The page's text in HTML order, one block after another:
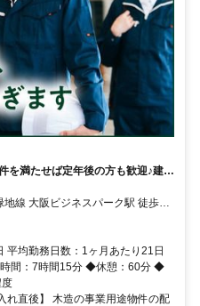
を満たせば定年後の方も歓迎♪建築
線 大阪ビジネスパーク駅 徒歩1
平均勤務日数：1ヶ月あたり21日
間：7時間15分 ◆休憩：60分 ◆
れ直後】 木造の事業用途物件の配